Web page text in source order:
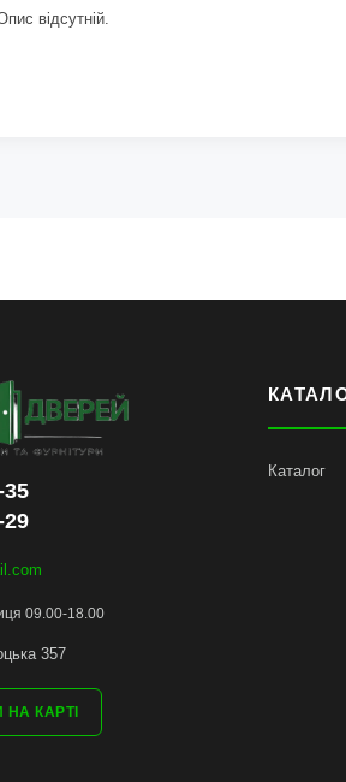
відсутній.
35
29
09.00-18.00
357
КАРТІ
Каталог